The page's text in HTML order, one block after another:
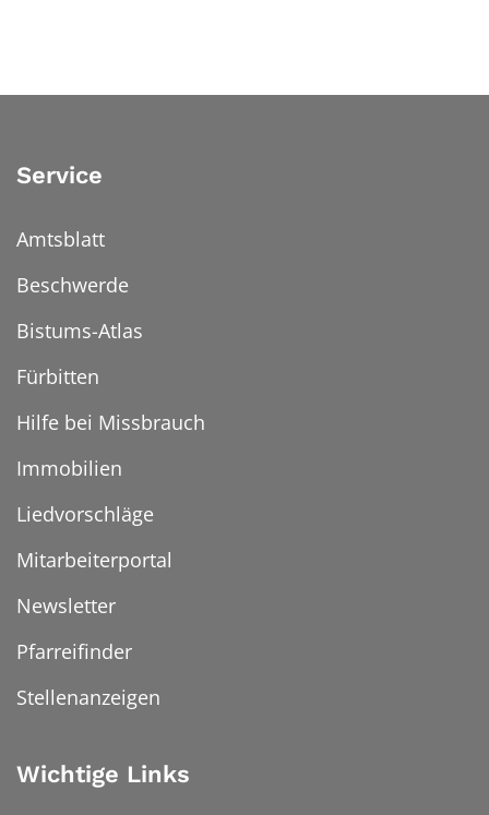
Service
Amtsblatt
Beschwerde
Bistums-Atlas
Fürbitten
Hilfe bei Missbrauch
Immobilien
Liedvorschläge
Mitarbeiterportal
Newsletter
Pfarreifinder
Stellenanzeigen
Wichtige Links